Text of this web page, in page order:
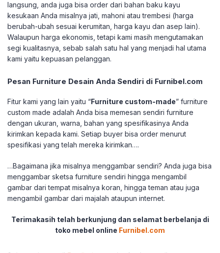
langsung, anda juga bisa order dari bahan baku kayu
kesukaan Anda misalnya jati, mahoni atau trembesi (harga
berubah-ubah sesuai kerumitan, harga kayu dan asep lain).
Walaupun harga ekonomis, tetapi kami masih mengutamakan
segi kualitasnya, sebab salah satu hal yang menjadi hal utama
kami yaitu kepuasan pelanggan.
Pesan Furniture Desain Anda Sendiri di Furnibel.com
Fitur kami yang lain yaitu “Furniture custom-made” furniture
custom made adalah Anda bisa memesan sendiri furniture
dengan ukuran, warna, bahan yang spesifikasinya Anda
kirimkan kepada kami. Setiap buyer bisa order menurut
spesifikasi yang telah mereka kirimkan….
…Bagaimana jika misalnya menggambar sendiri? Anda juga bisa
menggambar sketsa furniture sendiri hingga mengambil
gambar dari tempat misalnya koran, hingga teman atau juga
mengambil gambar dari majalah ataupun internet.
Terimakasih telah berkunjung dan selamat berbelanja di
toko mebel online Furnibel.com